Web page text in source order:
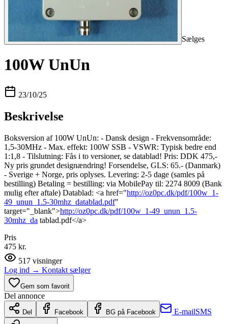
Sælges
100W UnUn
23/10/25
Beskrivelse
Boksversion af 100W UnUn: - Dansk design - Frekvensområde:
1,5-30MHz - Max. effekt: 100W SSB - VSWR: Typisk bedre end
1:1,8 - Tilslutning: Fås i to versioner, se datablad! Pris: DDK 475,-
Ny pris grundet designændring! Forsendelse, GLS: 65.- (Danmark)
- Sverige + Norge, pris oplyses. Levering: 2-5 dage (samles på
bestilling) Betaling = bestilling: via MobilePay til: 2274 8009 (Bank
mulig efter aftale) Datablad: <a href="http://oz0pc.dk/pdf/100w_1-
49_unun_1.5-30mhz_datablad.pdf"
target="_blank">http://oz0pc.dk/pdf/100w_1-49_unun_1.5-
30mhz_da tablad.pdf</a>
Pris
475 kr.
517 visninger
Log ind → Kontakt sælger
Gem som favorit
Del annonce
Del Facebook BG på Facebook E-mailSMS